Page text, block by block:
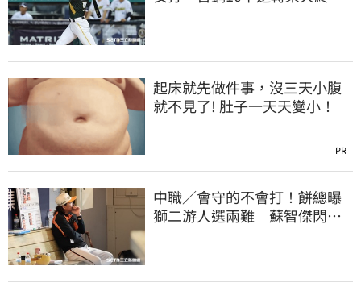
起床就先做件事，沒三天小腹
就不見了! 肚子一天天變小！
PR
中職／會守的不會打！餅總曝
獅二游人選兩難 蘇智傑閃到